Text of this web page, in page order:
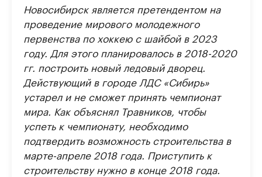
Новосибирск является претендентом на
проведение мирового молодежного
первенства по хоккею с шайбой в 2023
году. Для этого планировалось в 2018-2020
гг. построить новый ледовый дворец.
Действующий в городе ЛДС «Сибирь»
устарел и не сможет принять чемпионат
мира. Как объяснял Травников, чтобы
успеть к чемпионату, необходимо
подтвердить возможность строительства в
марте-апреле 2018 года. Приступить к
строительству нужно в конце 2018 года.